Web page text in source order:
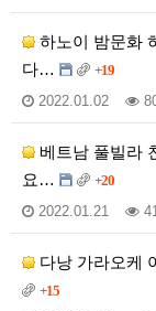
하노이 밤문화
다…
+19
2022.01.02
베트남 풀빌라
요…
+20
2022.01.21
다낭 가라오케
+15